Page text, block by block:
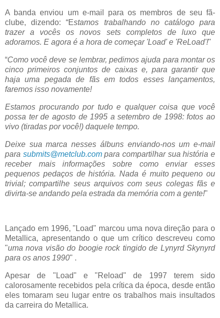
A banda enviou um e-mail para os membros de seu fã-
clube, dizendo: “Estamos trabalhando no catálogo para
trazer a vocês os novos sets completos de luxo que
adoramos. E agora é a hora de começar 'Load' e 'ReLoad'!"
“Como você deve se lembrar, pedimos ajuda para montar os
cinco primeiros conjuntos de caixas e, para garantir que
haja uma pegada de fãs em todos esses lançamentos,
faremos isso novamente!
Estamos procurando por tudo e qualquer coisa que você
possa ter de agosto de 1995 a setembro de 1998: fotos ao
vivo (tiradas por você!) daquele tempo.
Deixe sua marca nesses álbuns enviando-nos um e-mail
para submits@metclub.compara compartilhar sua história e
receber mais informações sobre como enviar esses
pequenos pedaços de história. Nada é muito pequeno ou
trivial; compartilhe seus arquivos com seus colegas fãs e
divirta-se andando pela estrada da memória com a gente!"
Lançado em 1996, "Load" marcou uma nova direção para o
Metallica, apresentando o que um crítico descreveu como
"uma nova visão do boogie rock tingido de Lynyrd Skynyrd
para os anos 1990" .
Apesar de "Load" e "Reload" de 1997 terem sido
calorosamente recebidos pela crítica da época, desde então
eles tomaram seu lugar entre os trabalhos mais insultados
da carreira do Metallica.